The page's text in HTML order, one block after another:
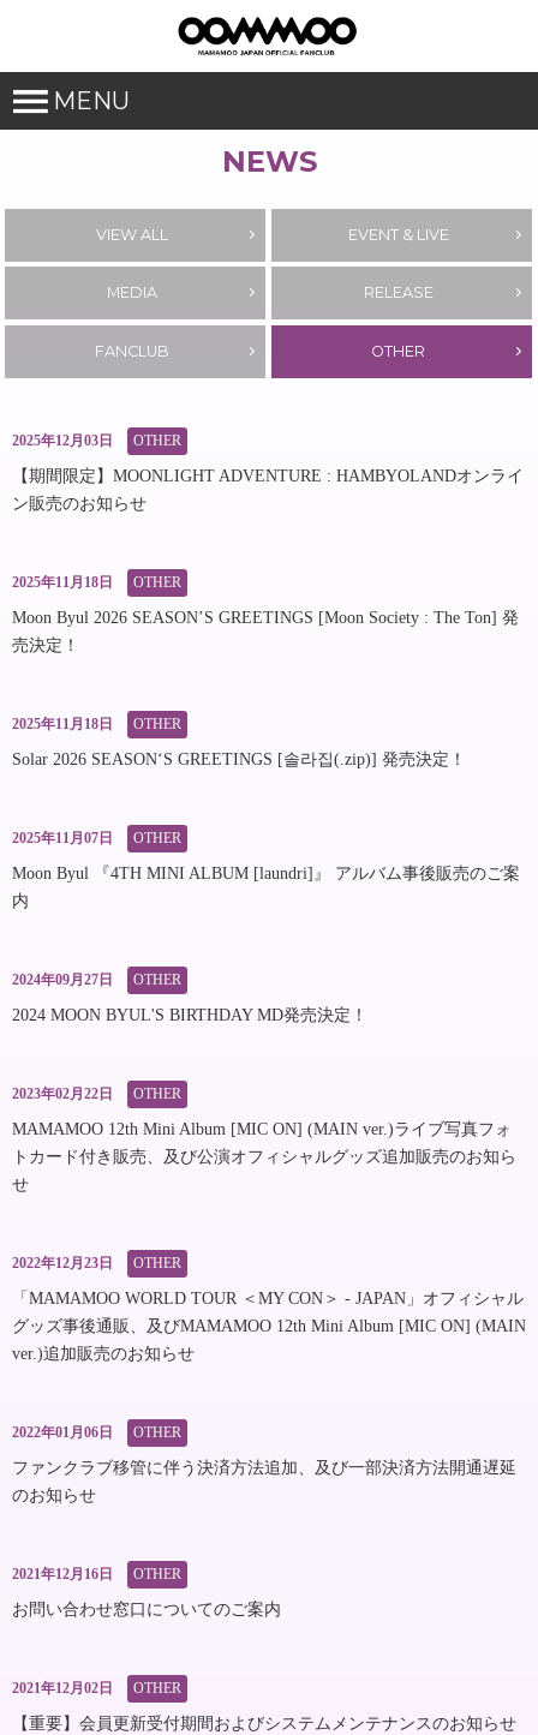
MENU
NEWS
VIEW ALL EVENT & LIVE
MEDIA RELEASE
FANCLUB OTHER
2025年12月03日 OTHER
【期間限定】MOONLIGHT ADVENTURE : HAMBYOLANDオンライ
ン販売のお知らせ
2025年11月18日 OTHER
Moon Byul 2026 SEASON’S GREETINGS [Moon Society : The Ton] 発
売決定！
2025年11月18日 OTHER
Solar 2026 SEASON‘S GREETINGS [솔라집(.zip)] 発売決定！
2025年11月07日 OTHER
Moon Byul 『4TH MINI ALBUM [laundri]』 アルバム事後販売のご案
内
2024年09月27日 OTHER
2024 MOON BYUL'S BIRTHDAY MD発売決定！
2023年02月22日 OTHER
MAMAMOO 12th Mini Album [MIC ON] (MAIN ver.)ライブ写真フォ
トカード付き販売、及び公演オフィシャルグッズ追加販売のお知ら
せ
2022年12月23日 OTHER
「MAMAMOO WORLD TOUR ＜MY CON＞ - JAPAN」オフィシャル
グッズ事後通販、及びMAMAMOO 12th Mini Album [MIC ON] (MAIN
ver.)追加販売のお知らせ
2022年01月06日 OTHER
ファンクラブ移管に伴う決済方法追加、及び一部決済方法開通遅延
のお知らせ
2021年12月16日 OTHER
お問い合わせ窓口についてのご案内
2021年12月02日 OTHER
【重要】会員更新受付期間およびシステムメンテナンスのお知らせ